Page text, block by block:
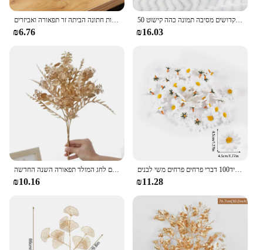
רומנטי פרח משי מלאכותי ענף ארוך עלה זר ולנטיין מתנות חתונה הביתה זר תפאורה ואביזרים
₪6.76
50 ס "מ אדום כהה עלה מלאכותי פרח ליל כל הקדושים מסיבה תמונה כהה קישוט prop גוז רוז
₪16.03
צמחים מלאכותיים פלסטיק אקליפטוס הבית קישוט פרחים מזויפים חתונה גן אביזרים לחג המולד תפאורה השנה החדשה
₪10.16
תפקיד100 דברי פרחים פרחים משי לבנים
₪11.28